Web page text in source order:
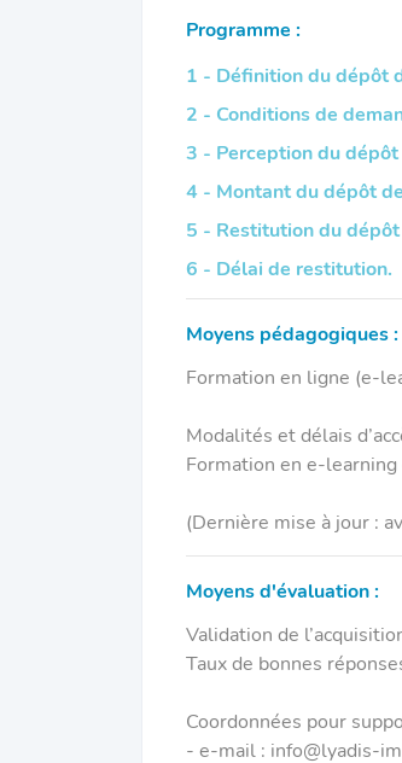
Programme :
1 - Définition du dépôt
2 - Conditions de
3 - Perception du
4 - Montant du dépôt
5 - Restitution du
6 - Délai de restitution.
Moyens pédagogiques :
Formation en ligne (e-
Modalités et délais
Formation en e-learning
(Dernière mise à jour :
Moyens d'évaluation :
Validation de
Taux de bonnes
Coordonnées pour
- e-mail : info@lyadis-